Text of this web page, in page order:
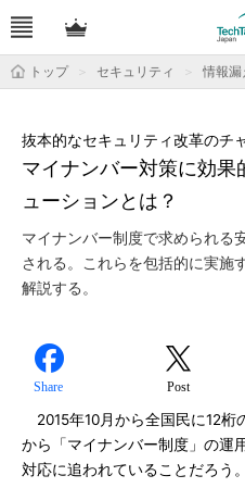
トップ セキュリティ 情報漏
マイナンバー対策に効果
ューションとは？
抜本的なセキュリティ改革のチ
マイナンバー制度で求められる
される。これらを包括的に実施
解説する。
Share Post
2015年10月から全国民に12桁
から「マイナンバー制度」の運
対応に追われていることだろう。